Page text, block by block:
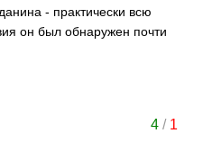
- практически всю
он был обнаружен почти
4/ 1